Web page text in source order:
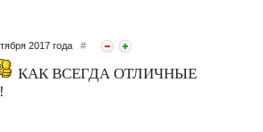
2017 года #
КАК ВСЕГДА ОТЛИЧНЫЕ